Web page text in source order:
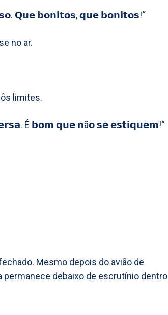
𝗤𝘂𝗲 𝗯𝗼𝗻𝗶𝘁𝗼𝘀, 𝗾𝘂𝗲 𝗯𝗼𝗻𝗶𝘁𝗼𝘀!“
no ar.
limites.
É 𝗯𝗼𝗺 𝗾𝘂𝗲 𝗻ã𝗼 𝘀𝗲 𝗲𝘀𝘁𝗶𝗾𝘂𝗲𝗺!“
Mesmo depois do avião de
permanece debaixo de escrutínio dentro